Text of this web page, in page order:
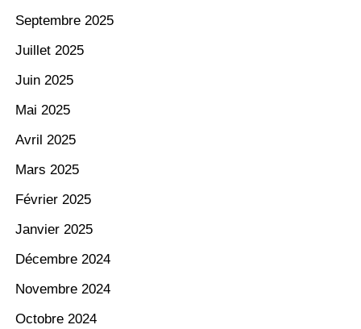
Septembre 2025
Juillet 2025
Juin 2025
Mai 2025
Avril 2025
Mars 2025
Février 2025
Janvier 2025
Décembre 2024
Novembre 2024
Octobre 2024